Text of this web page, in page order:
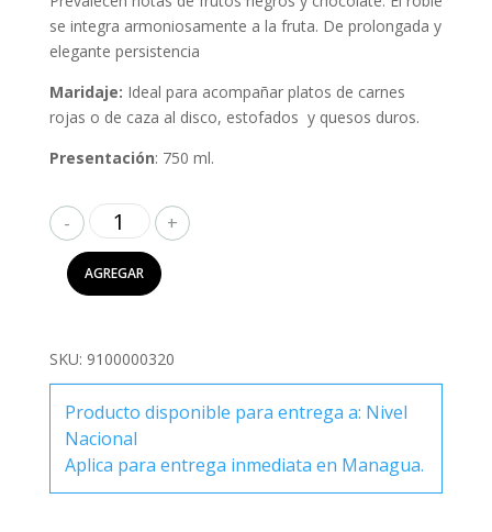
se integra armoniosamente a la fruta. De prolongada y
elegante persistencia
Maridaje: Ideal para acompañar platos de carnes
rojas o de caza al disco, estofados y quesos duros.
Presentación: 750 ml.
El
Esteco
Cabernet
Sauvignon
AGREGAR
SKU: 9100000320
Producto disponible para entrega a: Nivel
Nacional
Aplica para entrega inmediata en Managua.